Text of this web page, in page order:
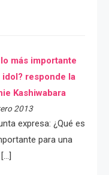
más importante
idol? responde la
Kashiwabara
2013
expresa: ¿Qué es
para una